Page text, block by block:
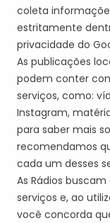
coleta
estritamente
privacidade do
As publicações
podem conter
serviços, como:
Instagram,
para saber mais
recomendamos
cada um desses
As Rádios buscam
serviços e, ao
você concorda